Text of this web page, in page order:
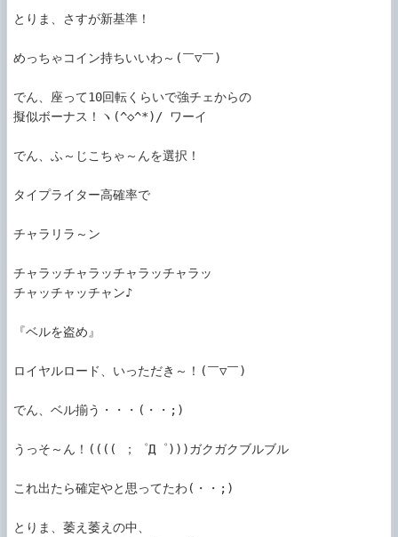
とりま、さすが新基準！
めっちゃコイン持ちいいわ～(￣▽￣)
でん、座って10回転くらいで強チェからの
擬似ボーナス！ヽ(^◇^*)/ ワーイ
でん、ふ～じこちゃ～んを選択！
タイプライター高確率で
チャラリラ～ン
チャラッチャラッチャラッチャラッ
チャッチャッチャン♪
『ベルを盗め』
ロイヤルロード、いっただき～！(￣▽￣)
でん、ベル揃う・・・(・・;)
うっそ～ん！(((( ；゜Д゜)))ガクガクブルブル
これ出たら確定やと思ってたわ(・・;)
とりま、萎え萎えの中、